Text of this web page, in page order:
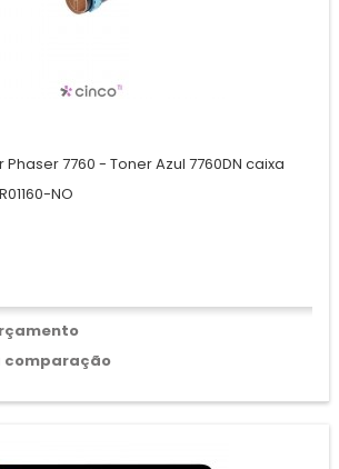
7760 - Toner Azul 7760DN caixa
NO
comparação